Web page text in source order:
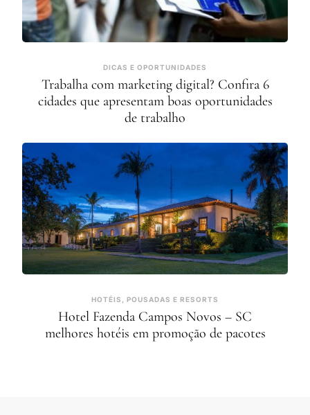
DICAS E OPORTUNIDADES
Trabalha com marketing digital? Confira 6
cidades que apresentam boas oportunidades
de trabalho
HOTÉIS, POUSADAS E RESORTS
Hotel Fazenda Campos Novos – SC
melhores hotéis em promoção de pacotes